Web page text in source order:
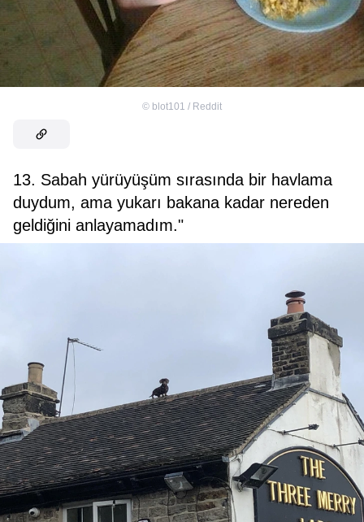
© blot101 / Reddit
13. Sabah yürüyüşüm sırasında bir havlama
duydum, ama yukarı bakana kadar nereden
geldiğini anlayamadım."